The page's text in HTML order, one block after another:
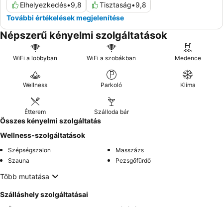
Elhelyezkedés•9,8 Tisztaság•9,8
További értékelések megjelenítése
Népszerű kényelmi szolgáltatások
WiFi a lobbyban WiFi a szobákban Medence
Wellness Parkoló Klíma
Étterem Szálloda bár
Összes kényelmi szolgáltatás
Wellness-szolgáltatások
Szépségszalon
Masszázs
Szauna
Pezsgőfürdő
Több mutatása
Szálláshely szolgáltatásai